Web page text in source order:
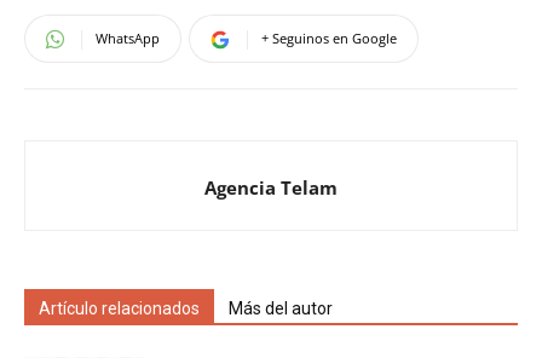
WhatsApp + Seguinos en Google
Agencia Telam
Artículo relacionados Más del autor